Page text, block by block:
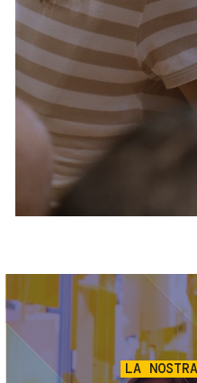
Servizi e
Contatti
FAQ
LA